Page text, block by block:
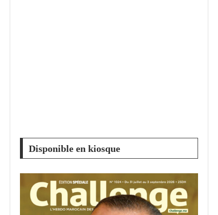
Disponible en kiosque